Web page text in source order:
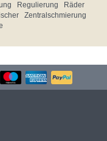
Regulierung
Räder
Zentralschmierung